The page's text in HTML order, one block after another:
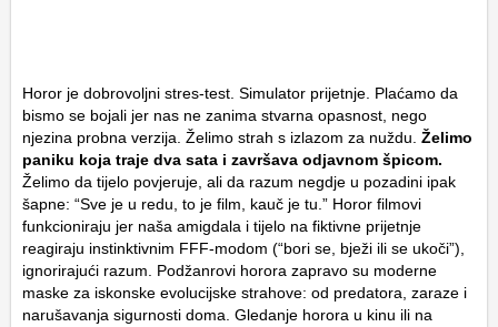
Horor je dobrovoljni stres-test. Simulator prijetnje. Plaćamo da
bismo se bojali jer nas ne zanima stvarna opasnost, nego
njezina probna verzija. Želimo strah s izlazom za nuždu. Želimo
paniku koja traje dva sata i završava odjavnom špicom.
Želimo da tijelo povjeruje, ali da razum negdje u pozadini ipak
šapne: “Sve je u redu, to je film, kauč je tu.” Horor filmovi
funkcioniraju jer naša amigdala i tijelo na fiktivne prijetnje
reagiraju instinktivnim FFF-modom (“bori se, bježi ili se ukoči”),
ignorirajući razum. Podžanrovi horora zapravo su moderne
maske za iskonske evolucijske strahove: od predatora, zaraze i
narušavanja sigurnosti doma. Gledanje horora u kinu ili na